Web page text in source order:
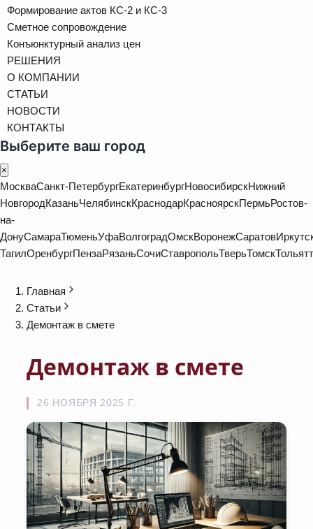
Формирование актов КС-2 и КС-3
Сметное сопровождение
Конъюнктурный анализ цен
РЕШЕНИЯ
О КОМПАНИИ
СТАТЬИ
НОВОСТИ
КОНТАКТЫ
Выберите ваш город
×
МоскваСанкт-ПетербургЕкатеринбургНовосибирскНижний
НовгородКазаньЧелябинскКраснодарКрасноярскПермьРостов-
на-
ДонуСамараТюменьУфаВолгоградОмскВоронежСаратов
ТагилОренбургПензаРязаньСочиСтавропольТверьТомск
Главная
Статьи
Демонтаж в смете
Демонтаж в смете
26 НОЯБРЯ 2025 Г.